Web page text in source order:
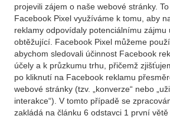
projevili zájem o naše webové stránky.
Facebook Pixel využíváme k tomu, aby
reklamy odpovídaly potenciálnímu zájmu
obtěžující. Facebook Pixel můžeme
abychom sledovali účinnost Facebook
účely a k průzkumu trhu, přičemž
po kliknutí na Facebook reklamu
webové stránky (tzv. „konverze“ nebo
interakce“). V tomto případě se
zakládá na článku 6 odstavci 1 první